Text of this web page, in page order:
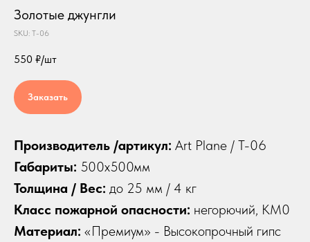
Золотые джунгли
SKU: T-06
550 ₽/шт
Заказать
Производитель /артикул: Art Plane / T-06
Габариты: 500х500мм
Толщина / Вес: до 25 мм / 4 кг
Класс пожарной опасности: негорючий, КМ0
Материал: «Премиум» - Высокопрочный гипс